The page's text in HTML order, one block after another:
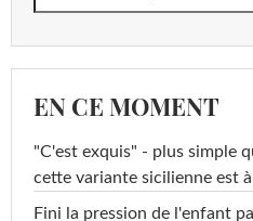
EN CE MOMENT
"C'est exquis" - plus simple
cette variante sicilienne est
Fini la pression de l'enfant